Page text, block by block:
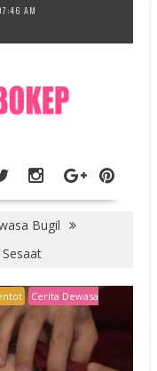
AM
Bugil
Cerita Dewasa